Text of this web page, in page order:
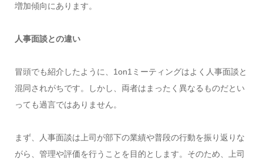
増加傾向にあります。
人事面談との違い
冒頭でも紹介したように、1on1ミーティングはよく人事面談と
混同されがちです。しかし、両者はまったく異なるものだとい
っても過言ではありません。
まず、人事面談は上司が部下の業績や普段の行動を振り返りな
がら、管理や評価を行うことを目的とします。そのため、上司